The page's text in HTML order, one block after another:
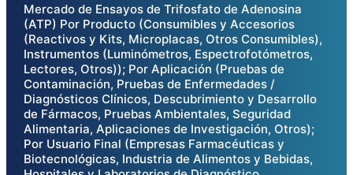
Mercado de Ensayos de Trifosfato de Adenosina
(ATP) Por Producto (Consumibles y Accesorios
(Reactivos y Kits, Microplacas, Otros Consumibles),
Instrumentos (Luminómetros, Espectrofotómetros,
Lectores, Otros)); Por Aplicación (Pruebas de
Contaminación, Pruebas de Enfermedades /
Diagnósticos Clínicos, Descubrimiento y Desarrollo
de Fármacos, Pruebas Ambientales, Seguridad
Alimentaria, Aplicaciones de Investigación, Otros);
Por Usuario Final (Empresas Farmacéuticas y
Biotecnológicas, Industria de Alimentos y Bebidas,